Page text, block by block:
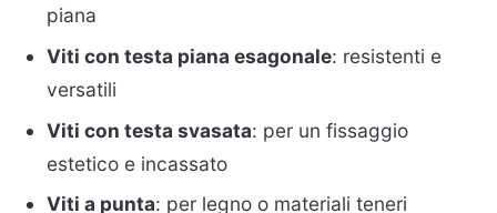
piana
Viti con testa piana esagonale: resistenti e
versatili
Viti con testa svasata: per un fissaggio
estetico e incassato
Viti a punta: per legno o materiali teneri